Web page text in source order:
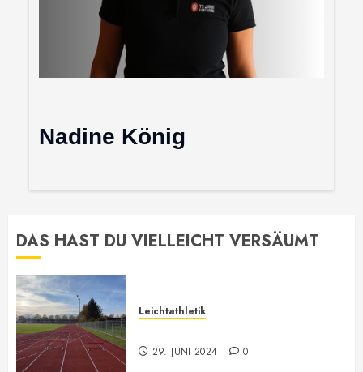
Nadine König
DAS HAST DU VIELLEICHT VERSÄUMT
Leichtathletik
29. JUNI 2024 0